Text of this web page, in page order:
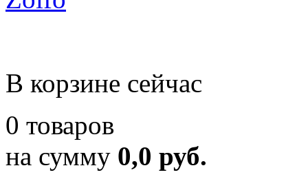
В корзине сейчас
0 товаров
на сумму 0,0 руб.